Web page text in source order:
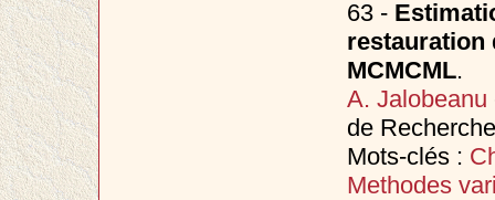
63 -
restauration
MCMCML.
A. Jalobeanu
de
Mots-clés :
Methodes